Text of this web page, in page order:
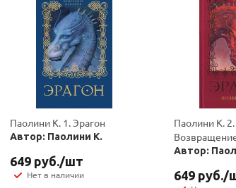
Паолини К. 1. Эрагон
Автор: Паолини К.
649 руб./шт
Нет в наличии
Паолини К.
Автор:
649 руб./